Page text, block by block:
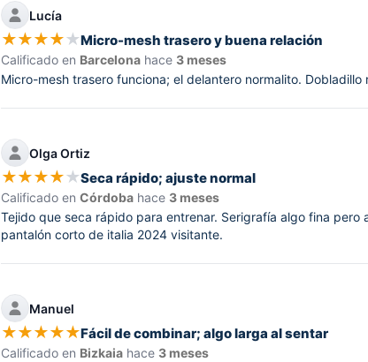
Lucía
★★★★★Micro-mesh trasero y buena relación
Calificado en Barcelona hace 3 meses
Micro-mesh trasero funciona; el delantero normalito.
Olga Ortiz
★★★★★Seca rápido; ajuste normal
Calificado enCórdoba hace 3 meses
Tejido que seca rápido para entrenar. Serigrafía algo fina
pantalón corto de italia 2024 visitante.
Manuel
★★★★★Fácil de combinar; algo larga al sentar
Calificado en Bizkaia hace 3 meses